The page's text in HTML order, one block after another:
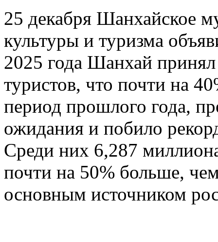
25 декабря Шанхайское
культуры и туризма
2025 года Шанхай
туристов, что почти на
период прошлого года,
ожидания и побило
Среди них 6,287
почти на 50% больше,
основным источником